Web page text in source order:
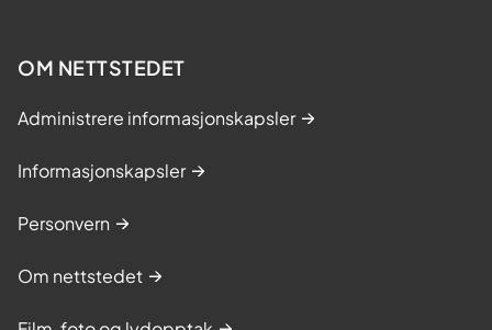
OM NETTSTEDET
Administrere informasjonskapsler
Informasjonskapsler
Personvern
Om nettstedet